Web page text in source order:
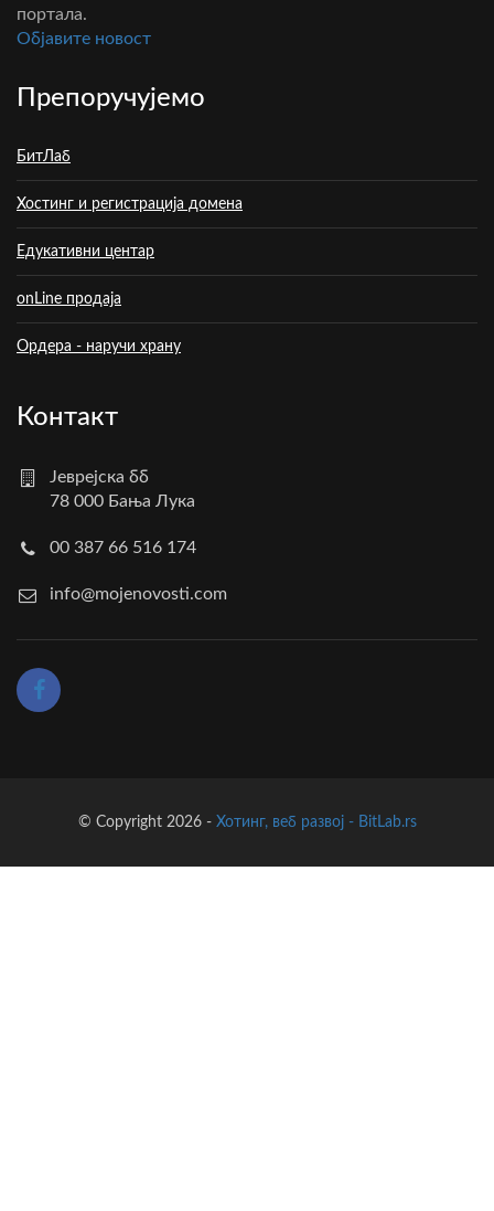
портала.
Oбјавите новост
Препоручујемо
БитЛаб
Хостинг и регистрација домена
Едукативни центар
onLine продаја
Ордера - наручи храну
Контакт
Јеврејска бб
78 000 Бања Лука
00 387 66 516 174
info@mojenovosti.com
© Copyright 2026 - Хотинг, веб развој - BitLab.rs